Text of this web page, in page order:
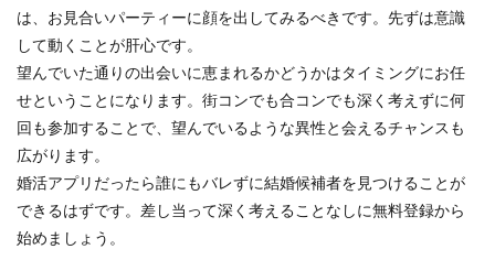
は、お見合いパーティーに顔を出してみるべきです。先ずは意識
して動くことが肝心です。
望んでいた通りの出会いに恵まれるかどうかはタイミングにお任
せということになります。街コンでも合コンでも深く考えずに何
回も参加することで、望んでいるような異性と会えるチャンスも
広がります。
婚活アプリだったら誰にもバレずに結婚候補者を見つけることが
できるはずです。差し当って深く考えることなしに無料登録から
始めましょう。